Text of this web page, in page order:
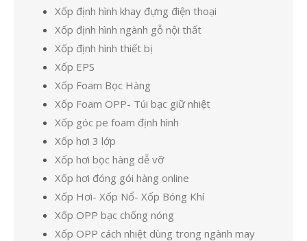
Xốp định hình khay đựng điện thoại
Xốp định hình ngành gỗ nội thất
Xốp định hình thiết bị
Xốp EPS
Xốp Foam Bọc Hàng
Xốp Foam OPP- Túi bạc giữ nhiệt
Xốp góc pe foam định hình
Xốp hơi 3 lớp
Xốp hơi bọc hàng dễ vỡ
Xốp hơi đóng gói hàng online
Xốp Hơi- Xốp Nổ- Xốp Bóng Khí
Xốp OPP bạc chống nóng
Xốp OPP cách nhiệt dùng trong ngành may